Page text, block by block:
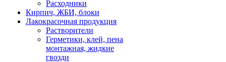
Расходники
Кирпич, ЖБИ, блоки
Лакокрасочная продукция
Растворители
Герметики, клей, пена
монтажная, жидкие
гвозди